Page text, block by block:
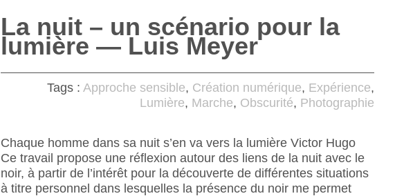
La nuit – un scénario pour la
lumière — Luis Meyer
Tags : Approche sensible, Création numérique, Expérience,
Lumière, Marche, Obscurité, Photographie
Chaque homme dans sa nuit s’en va vers la lumière Victor Hugo
Ce travail propose une réflexion autour des liens de la nuit avec le
noir, à partir de l’intérêt pour la découverte de différentes situations
à titre personnel dans lesquelles la présence du noir me permet